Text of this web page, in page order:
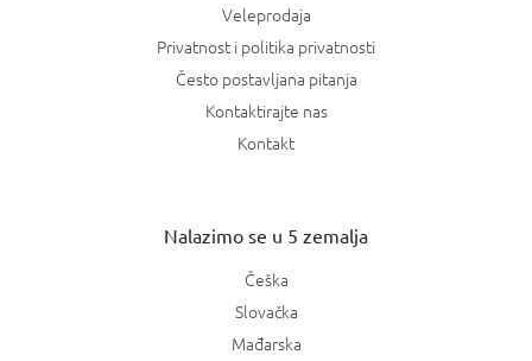
Veleprodaja
Privatnost i politika privatnosti
Često postavljana pitanja
Kontaktirajte nas
Kontakt
Nalazimo se u 5 zemalja
Češka
Slovačka
Mađarska